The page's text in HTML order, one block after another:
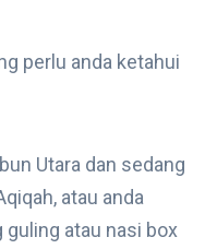
perlu anda ketahui
Utara dan sedang
atau anda
atau nasi box